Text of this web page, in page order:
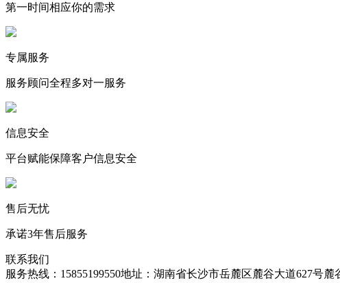
第一时间相应你的需求
专属服务
服务顾问全程多对一服务
信息安全
平台赋能保障客户信息安全
售后无忧
承诺3年售后服务
联系我们
服务热线：15855199550地址：湖南省长沙市岳麓区麓谷大道627号麓